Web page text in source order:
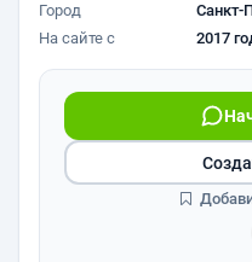
Город
Санкт-
На сайте с
2017